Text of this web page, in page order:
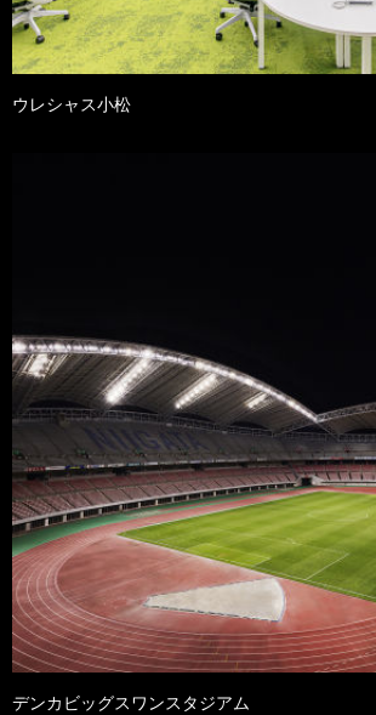
ウレシャス小松
デンカビッグスワンスタジアム